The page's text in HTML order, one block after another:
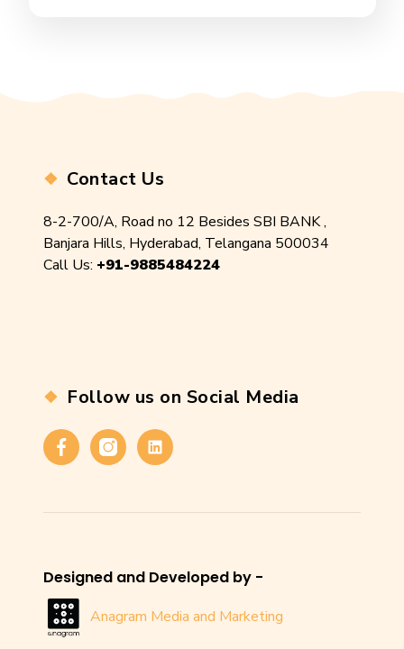
Contact Us
8-2-700/A, Road no 12 Besides SBI BANK ,
Banjara Hills, Hyderabad, Telangana 500034
Call Us: +91-9885484224
Follow us on Social Media
FacebookInstagramLinkedin
Designed and Developed by -
Anagram Media and Marketing